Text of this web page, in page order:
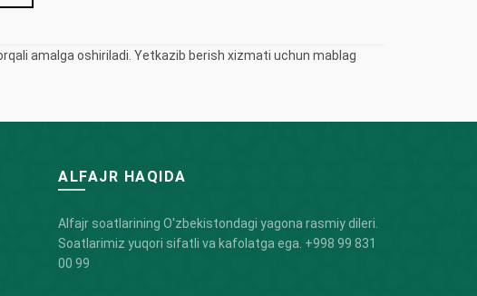
amalga oshiriladi. Yetkazib berish xizmati uchun mablag
ALFAJR HAQIDA
Alfajr soatlarining O'zbekistondagi yagona rasmiy dileri.
Soatlarimiz yuqori sifatli va kafolatga ega. +998 99 831
00 99